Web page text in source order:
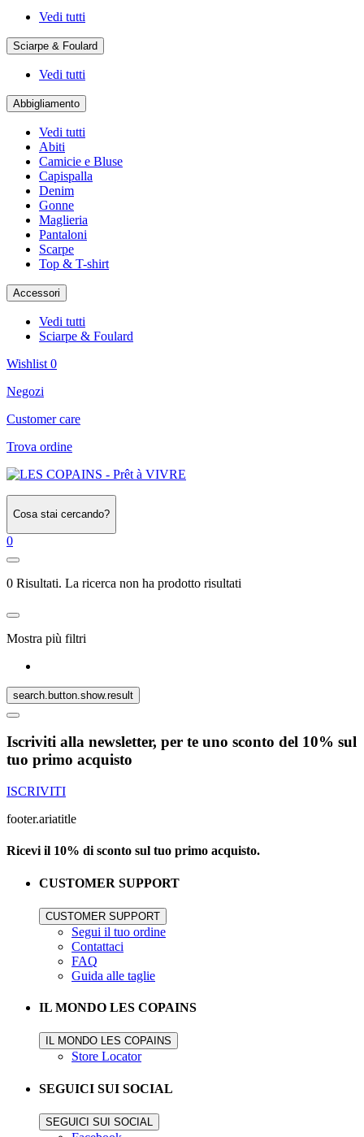
Vedi tutti
Sciarpe & Foulard
Vedi tutti
Abbigliamento
Vedi tutti
Abiti
Camicie e Bluse
Capispalla
Denim
Gonne
Maglieria
Pantaloni
Scarpe
Top & T-shirt
Accessori
Vedi tutti
Sciarpe & Foulard
Wishlist 0
Negozi
Customer care
Trova ordine
Cosa stai cercando?
0
0 Risultati. La ricerca non ha prodotto risultati
Mostra più filtri
search.button.show.result
Iscriviti alla newsletter, per te uno sconto del 10% sul
tuo primo acquisto
ISCRIVITI
footer.ariatitle
Ricevi il 10% di sconto sul tuo primo acquisto.
CUSTOMER SUPPORT
CUSTOMER SUPPORT
Segui il tuo ordine
Contattaci
FAQ
Guida alle taglie
IL MONDO LES COPAINS
IL MONDO LES COPAINS
Store Locator
SEGUICI SUI SOCIAL
SEGUICI SUI SOCIAL